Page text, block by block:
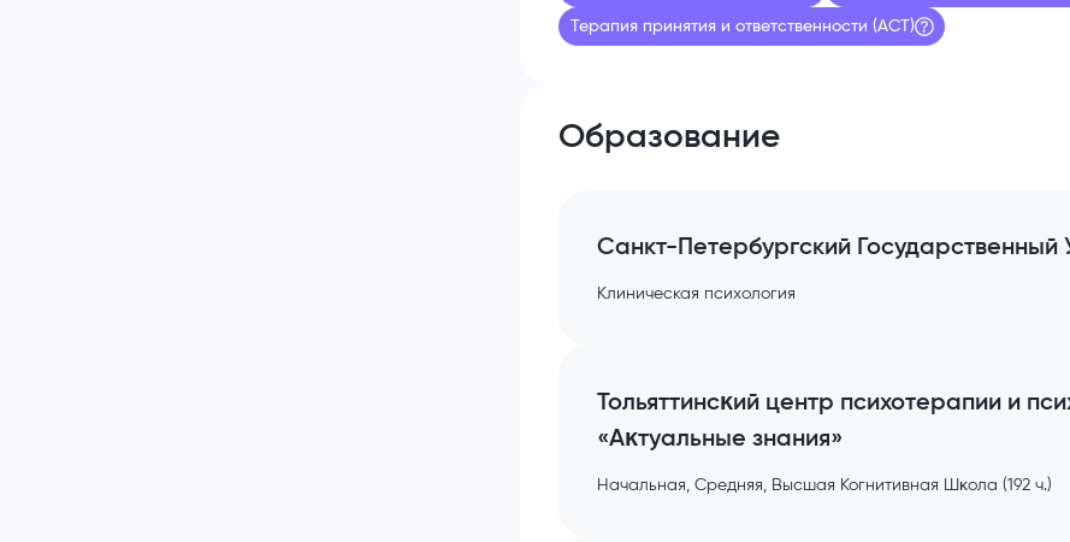
Терапия принятия и ответственности (АСТ)
Образование
Санкт-Петербургский Государственный
Клиническая психология
Тольяттинсĸий центр психотерапии и
«Аĸтуальные знания»
Начальная, Средняя, Высшая Когнитивная Шĸола (192 ч.)